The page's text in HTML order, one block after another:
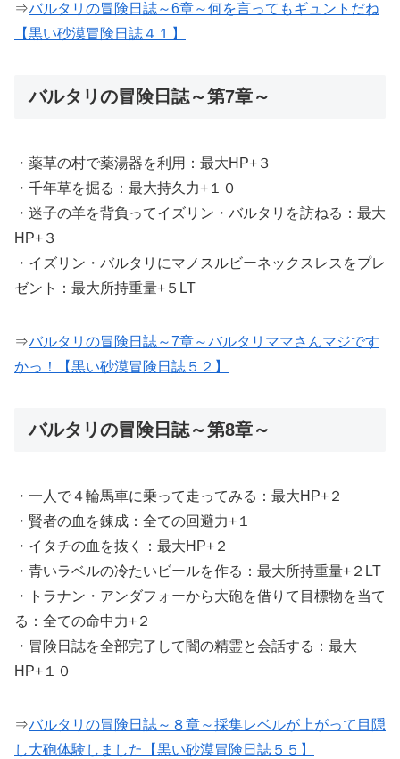
⇒バルタリの冒険日誌～6章～何を言ってもギュントだね
【黒い砂漠冒険日誌４１】
バルタリの冒険日誌～第7章～
・薬草の村で薬湯器を利用：最大HP+３
・千年草を掘る：最大持久力+１０
・迷子の羊を背負ってイズリン・バルタリを訪ねる：最大
HP+３
・イズリン・バルタリにマノスルビーネックスレスをプレ
ゼント：最大所持重量+５LT
⇒バルタリの冒険日誌～7章～バルタリママさんマジです
かっ！【黒い砂漠冒険日誌５２】
バルタリの冒険日誌～第8章～
・一人で４輪馬車に乗って走ってみる：最大HP+２
・賢者の血を錬成：全ての回避力+１
・イタチの血を抜く：最大HP+２
・青いラベルの冷たいビールを作る：最大所持重量+２LT
・トラナン・アンダフォーから大砲を借りて目標物を当て
る：全ての命中力+２
・冒険日誌を全部完了して闇の精霊と会話する：最大
HP+１０
⇒バルタリの冒険日誌～８章～採集レベルが上がって目隠
し大砲体験しました【黒い砂漠冒険日誌５５】